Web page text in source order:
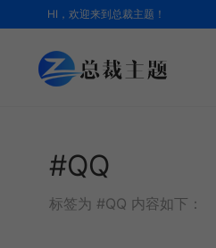
HI，欢迎来到总裁主题！
#QQ
标签为 #QQ 内容如下：